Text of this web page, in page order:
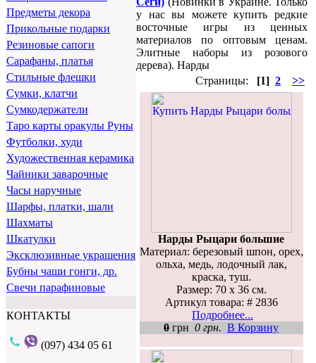
Предметы декора
Прикольные подарки
Резиновые сапоги
Сарафаны, платья
Стильные флешки
Сумки, клатчи
Сумкодержатели
Таро карты оракулы Руны
Футболки, худи
Художественная керамика
Чайники заварочные
Часы наручные
Шарфы, платки, шали
Шахматы
Шкатулки
Эксклюзивные украшения
Бубны чаши гонги, др.
Свечи парафиновые
КОНТАКТЫ
(097) 434 05 61
у нас вы можете купить редкие
восточные игры из ценных
материалов по оптовым ценам.
Элитные наборы из розового
дерева). Нарды
Страницы:
[1] 2 >>
Нарды Рыцари большие
Материал: березовый шпон, орех,
ольха, медь, лодочный лак,
краска, туш.
Размер: 70 х 36 см.
Артикул товара: # 2836
Подробнее...
0 грн 0 грн. В Корзину